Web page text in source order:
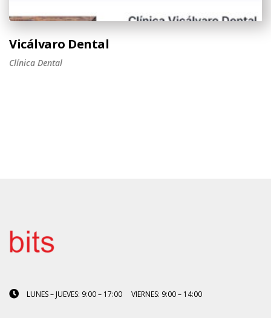
Vicálvaro Dental
Clínica Dental
LUNES – JUEVES: 9:00 – 17:00 VIERNES: 9:00 – 14:00